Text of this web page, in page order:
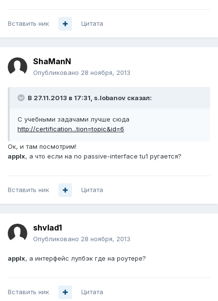
Вставить ник Цитата
ShaManN
Опубликовано 28 ноября, 2013
В 27.11.2013 в 17:31, s.lobanov сказал:
С учебными задачами лучше сюда
http://certification...tion=topic&id=6
Ок, и там посмотрим!
applx, а что если на no passive-interface tu1 ругается?
Вставить ник Цитата
shvlad1
Опубликовано 28 ноября, 2013
applx, а интерфейс лупбэк где на роутере?
Вставить ник Цитата